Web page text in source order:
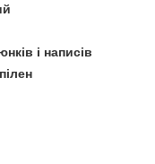
і написів